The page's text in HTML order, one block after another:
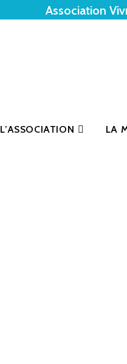
Association
L’ASSOCIATION LA